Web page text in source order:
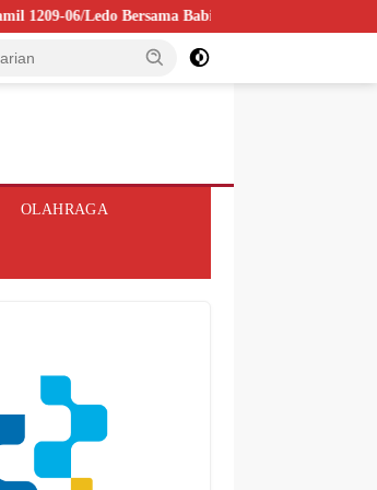
Bersama Babinsa dan Kepala Desa Jesape Gelar
OLAHRAGA